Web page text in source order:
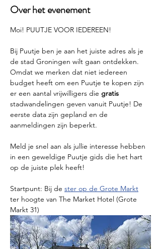
Over het evenement
Moi! PUUTJE VOOR IEDEREEN!
Bij Puutje ben je aan het juiste adres als je
de stad Groningen wilt gaan ontdekken.
Omdat we merken dat niet iedereen
budget heeft om een Puutje te kopen zijn
er een aantal vrijwilligers die gratis
stadwandelingen geven vanuit Puutje! De
eerste data zijn gepland en de
aanmeldingen zijn beperkt.
Meld je snel aan als jullie interesse hebben
in een geweldige Puutje gids die het hart
op de juiste plek heeft!
Startpunt: Bij de ster op de Grote Markt
ter hoogte van The Market Hotel (Grote
Markt 31)